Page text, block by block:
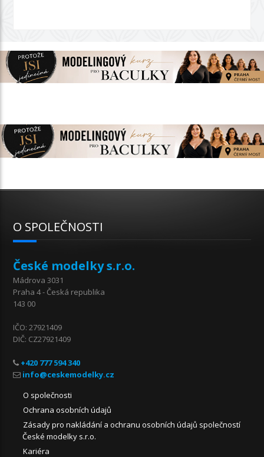
O SPOLEČNOSTI
České modelky s.r.o.
Mádrova 3031
Praha 4 - Česká republika
143 00
IČO: 27921409
DIČ: CZ27921409
+420 777 594 340
O společnosti
Ochrana osobních údajů
Zásady pro nakládání a ochranu osobních údajů společností
České modelky s.r.o.
Kariéra